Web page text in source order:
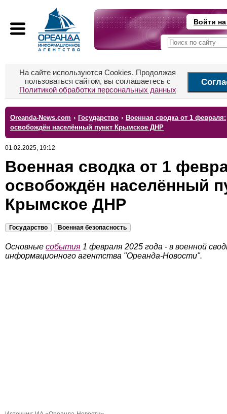
Войти
На сайте используются Cookies. Продолжая
пользоваться сайтом, вы соглашаетесь с
Политикой обработки персональных данных
Oreanda-News.com › Государство › Военная сводка от 1 февраля:
освобождён населённый пункт Крымское ДНР
01.02.2025, 19:12
Военная сводка от 1
освобождён населённый
Крымское ДНР
Государство Военная безопасность
Основные события 1 февраля 2025 года - в военной
информационного агентства "Ореанда-Новости".